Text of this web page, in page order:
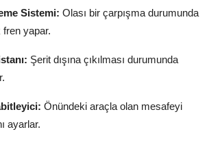
Sistemi: Olası bir çarpışma durumunda
yapar.
Şerit dışına çıkılması durumunda
Önündeki araçla olan mesafeyi
ayarlar.